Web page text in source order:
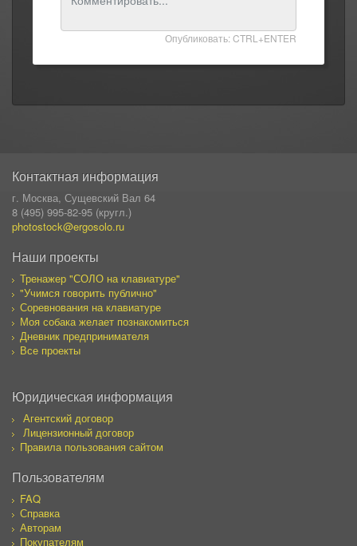
Опубликовать: CTRL+ENTER
Контактная информация
г. Москва, Сущевский Вал 64
8 (495) 995-82-95 (кругл.)
photostock@ergosolo.ru
Наши проекты
Тренажер "СОЛО на клавиатуре"
"Учимся говорить публично"
Соревнования на клавиатуре
Моя собака желает познакомиться
Дневник предпринимателя
Все проекты
Юридическая информация
Агентский договор
Лицензионный договор
Правила пользования сайтом
Пользователям
FAQ
Справка
Авторам
Покупателям